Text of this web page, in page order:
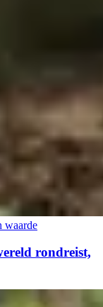
waarde
rondreist,